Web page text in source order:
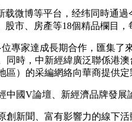
载微博等平台，经纬同時通
市、房產等18個精品欄目，
家達成長期合作，匯集了
時，中新經緯廣泛聯係港
）的采編網絡向華商提供定
國V論壇、新經濟品牌發展
新聞、富有影響力的線下